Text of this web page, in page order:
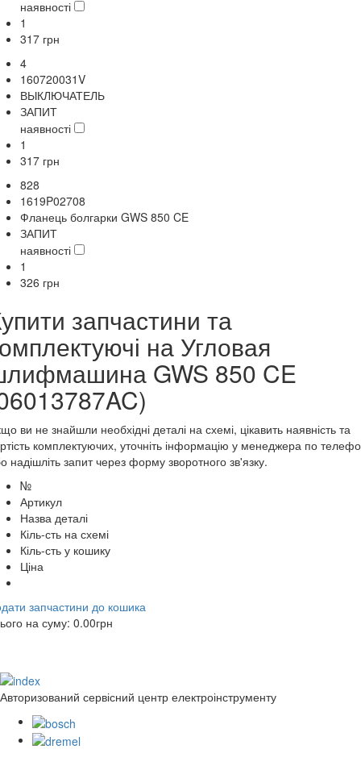
наявності
1
317 грн
4
160720031V
ВЫКЛЮЧАТЕЛЬ
ЗАПИТ
наявності
1
317 грн
828
1619P02708
Фланець болгарки GWS 850 CE
ЗАПИТ
наявності
1
326 грн
запчастини та
на Угловая
GWS 850 CE
ви не знайшли необхідні деталі на схемі, цікавить наявність та
комплектуючих, уточніть інформацію у менеджера по
надішліть запит через форму зворотного зв'язку.
№
Артикул
Назва деталі
Кіль-сть на схемі
Кіль-сть у кошику
Ціна
запчастини до кошика
на суму: 0.00грн
Авторизований сервісний центр електроінструменту